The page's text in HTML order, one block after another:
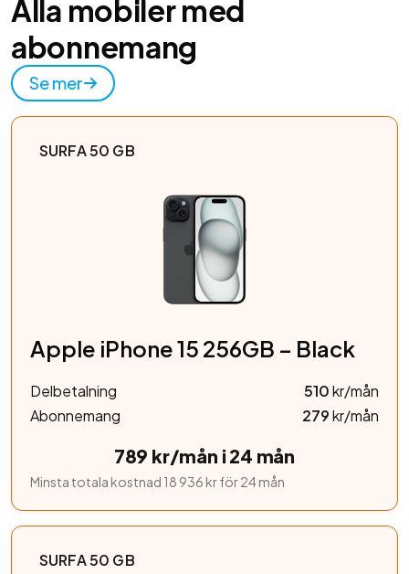
Alla mobiler med
abonnemang
Se mer
SURFA 50 GB
Apple iPhone 15 256GB – Black
Delbetalning 510kr/mån
Abonnemang
279kr/mån
789 kr/mån i 24 mån
Minsta totala kostnad 18 936 kr för 24 mån
SURFA 50 GB